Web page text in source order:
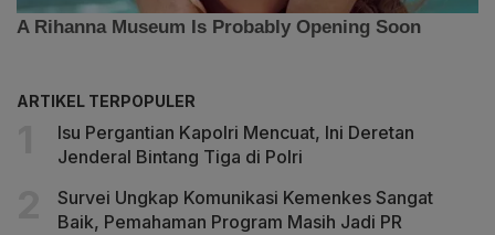
ARTIKEL TERPOPULER
Isu Pergantian Kapolri Mencuat, Ini Deretan
Jenderal Bintang Tiga di Polri
Survei Ungkap Komunikasi Kemenkes Sangat
Baik, Pemahaman Program Masih Jadi PR